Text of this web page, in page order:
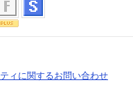
ィに関するお問い合わせ